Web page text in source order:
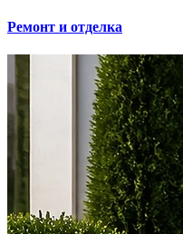
Ремонт и отделка